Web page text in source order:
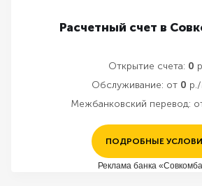
Расчетный счет в
Открытие счета: 0
Обслуживание: от 0
Межбанковский перевод:
ПОДРОБНЫЕ
Реклама банка